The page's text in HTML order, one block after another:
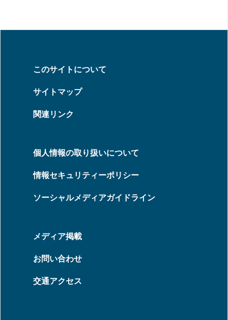
このサイトについて
サイトマップ
関連リンク
個人情報の取り扱いについて
情報セキュリティーポリシー
ソーシャルメディアガイドライン
メディア掲載
お問い合わせ
交通アクセス